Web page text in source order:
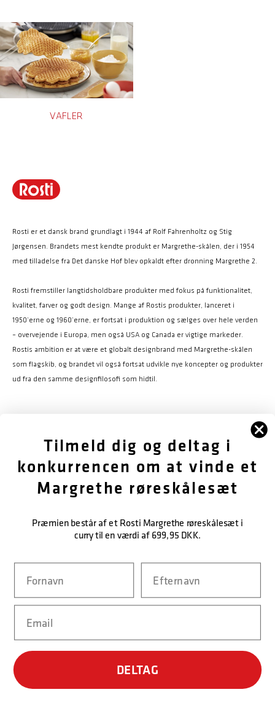
VAFLER
Rosti er et dansk brand grundlagt i 1944 af Rolf Fahrenholtz og Stig
Jørgensen. Brandets mest kendte produkt er Margrethe-skålen, der i 1954
med tilladelse fra Det danske Hof blev opkaldt efter dronning Margrethe 2.
Rosti fremstiller langtidsholdbare produkter med fokus på funktionalitet,
kvalitet, farver og godt design. Mange af Rostis produkter, lanceret i
1950’erne og 1960’erne, er fortsat i produktion og sælges over hele verden
– overvejende i Europa, men også USA og Canada er vigtige markeder.
Rostis ambition er at være et globalt designbrand med Margrethe-skålen
som flagskib, og brandet vil også fortsat udvikle nye koncepter og produkter
ud fra den samme designfilosofi som hidtil.
OM OS
KUNDESERVICE
NEM BETALING
Tilmeld dig og deltag i
konkurrencen om at vinde et
Margrethe røreskålesæt
Præmien består af et Rosti Margrethe røreskålesæt i
curry til en værdi af 699,95 DKK.
DELTAG